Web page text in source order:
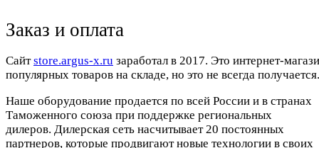
Заказ и оплата
Cайтstore.argus-x.ru заработал в 2017. Это интернет-
популярных товаров на складе, но это не всегда
Наше оборудование продается по всей России и в странах
Таможенного союза при поддержке региональных
дилеров. Дилерская сеть насчитывает 20 постоянных
партнеров, которые продвигают новые технологии в своих